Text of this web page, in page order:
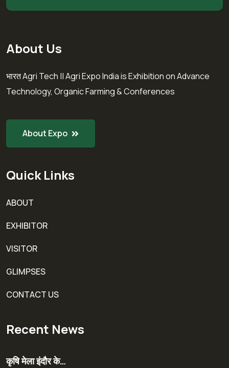
About Us
भारत Agri Tech || Agri Expo India is Exhibition on Advance
Technology, Organic Farming & Conferences
About Expo
Quick Links
ABOUT
EXHIBITOR
VISITOR
GLIMPSES
CONTACT US
Recent News
कृषि मेला इंदौर के…